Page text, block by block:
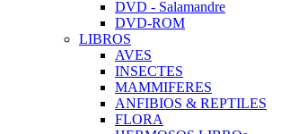
DVD - Salamandre
DVD-ROM
LIBROS
AVES
INSECTES
MAMMIFERES
ANFIBIOS & REPTILES
FLORA